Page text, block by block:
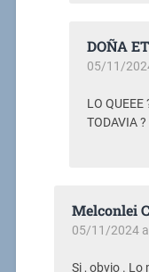
DOÑA
05/11/
LO QUEEE
TODAVIA ?
Melconlei
05/11/2024
Si , obvio . Lo